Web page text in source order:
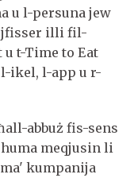
u l-persuna jew
jfisser illi fil-
t-Time to Eat
ikel, l-app u r-
abbuż fis-sens
meqjusin li
kumpanija